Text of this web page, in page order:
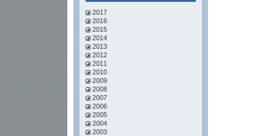
2017
2016
2015
2014
2013
2012
2011
2010
2009
2008
2007
2006
2005
2004
2003